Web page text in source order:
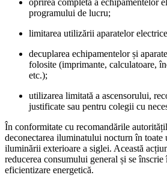
programului de lucru;
limitarea utilizării aparatelor
decuplarea echipamentelor și
folosite (imprimante, calculatoare,
etc.);
utilizarea limitată a ascensorului,
justificate sau pentru colegii cu
În conformitate cu recomandările
deconectarea iluminatului nocturn în
iluminării exterioare a siglei. Această
reducerea consumului general și se
eficientizare energetică.